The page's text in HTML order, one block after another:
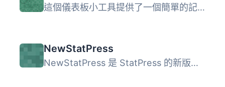
這個儀表板小工具提供了一個簡單的記事本。透過小工具設定，...
NewStatPress
NewStatPress 是 StatPress 的新版本，是第一個能即時追蹤您...